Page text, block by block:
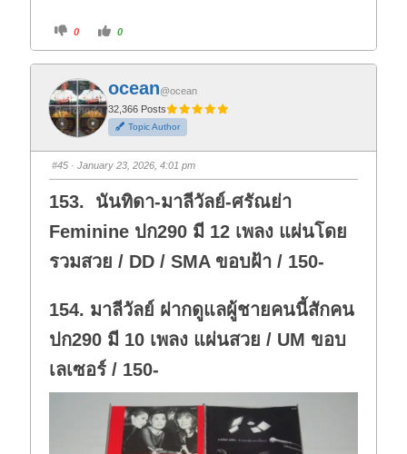
C
i
k
f
o
r
t
h
u
m
d
o
n
.
0
C
i
k
o
r
t
h
u
m
u
p
0
ocean@ocean
32,366 Posts
Topic Author
#45 · January 23, 2026, 4:01 pm
153. นันทิดา-มาลีวัลย์-ศรัณย่า
Feminine ปก290 มี 12 เพลง แผ่นโดย
รวมสวย / DD / SMA ขอบฝ้า / 150-
154. มาลีวัลย์ ฝากดูแลผู้ชายคนนี้สักคน
ปก290 มี 10 เพลง แผ่นสวย / UM ขอบ
เลเซอร์ / 150-